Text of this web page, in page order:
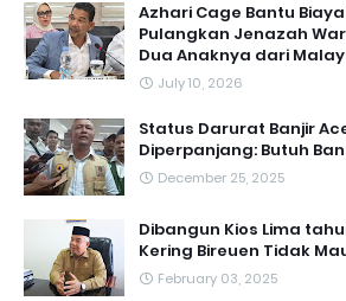
Azhari Cage Bantu
Pulangkan Jenazah
Dua Anaknya dari
July 10, 2026
Status Darurat Banjir
Diperpanjang: Butuh
December 25, 2025
Dibangun Kios Lima
Kering Bireuen Tidak
February 03, 2025